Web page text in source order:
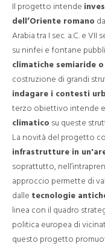
Il progetto intende
dell’Oriente romano
Arabia tra I sec. a.C. e
su ninfei e fontane
climatiche semiaride
costruzione di grandi
indagare i contesti
terzo obiettivo intende
climatico su queste
La novità del progetto
infrastrutture in
soprattutto,
approccio permette di
dalle tecnologie
linea con il quadro
politica europea di
questo progetto